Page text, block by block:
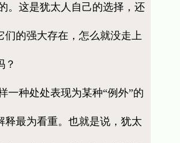
这是犹太人自己的选择，还
的强大存在，怎么就没走上
？
种处处表现为某种“例外”的
最为看重。也就是说，犹太